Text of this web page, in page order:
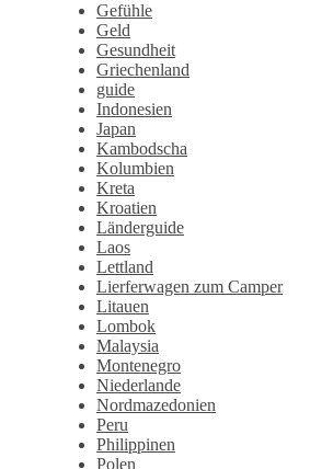
Gefühle
Geld
Gesundheit
Griechenland
guide
Indonesien
Japan
Kambodscha
Kolumbien
Kreta
Kroatien
Länderguide
Laos
Lettland
Lierferwagen zum Camper
Litauen
Lombok
Malaysia
Montenegro
Niederlande
Nordmazedonien
Peru
Philippinen
Polen